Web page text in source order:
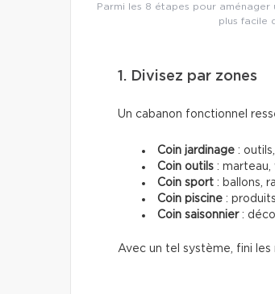
Parmi les 8 étapes pour
plus facile
1. Divisez par zones
Un cabanon fonctionnel
Coin jardinage :
Coin outils : marteau,
Coin sport : ballons,
Coin piscine :
Coin saisonnier:
Avec un tel système, fini les